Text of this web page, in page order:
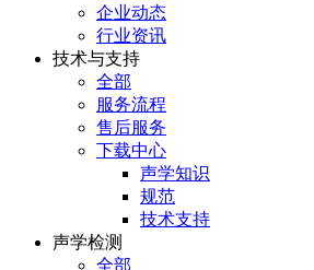
企业动态
行业资讯
技术与支持
全部
服务流程
售后服务
下载中心
声学知识
规范
技术支持
声学检测
全部